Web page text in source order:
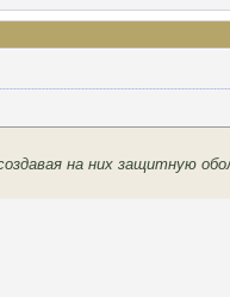
на них защитную